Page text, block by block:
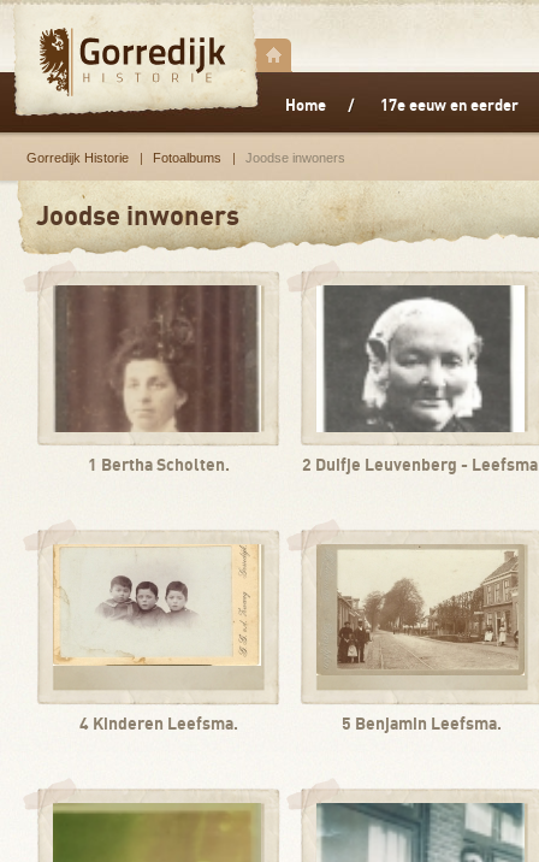
Home 17e eeuw en eerder
Gorredijk Historie Fotoalbums Joodse inwoners
Joodse inwoners
1 Bertha Scholten. 2 Duifje Leuvenberg -
4 Kinderen Leefsma. 5 Benjamin Leefsma.